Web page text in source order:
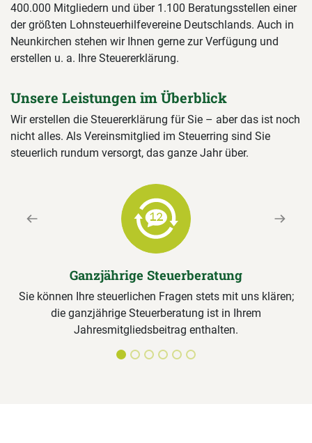
400.000 Mitgliedern und über 1.100 Beratungsstellen einer
der größten Lohnsteuerhilfevereine Deutschlands. Auch in
Neunkirchen stehen wir Ihnen gerne zur Verfügung und
erstellen u. a. Ihre Steuererklärung.
Unsere Leistungen im Überblick
Wir erstellen die Steuererklärung für Sie – aber das ist noch
nicht alles. Als Vereinsmitglied im Steuerring sind Sie
steuerlich rundum versorgt, das ganze Jahr über.
Ganzjährige Steuerberatung
Sie können Ihre steuerlichen Fragen stets mit uns klären;
die ganzjährige Steuerberatung ist in Ihrem
Jahresmitgliedsbeitrag enthalten.
Previous Next